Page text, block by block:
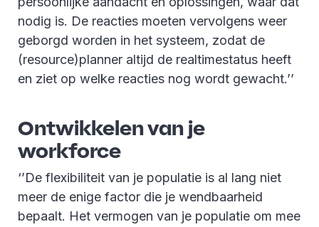
nodig is. De reacties moeten vervolgens weer
geborgd worden in het systeem, zodat de
(resource)planner altijd de realtimestatus heeft
en ziet op welke reacties nog wordt gewacht.’’
Ontwikkelen van je
workforce
‘’De flexibiliteit van je populatie is al lang niet
meer de enige factor die je wendbaarheid
bepaalt. Het vermogen van je populatie om mee